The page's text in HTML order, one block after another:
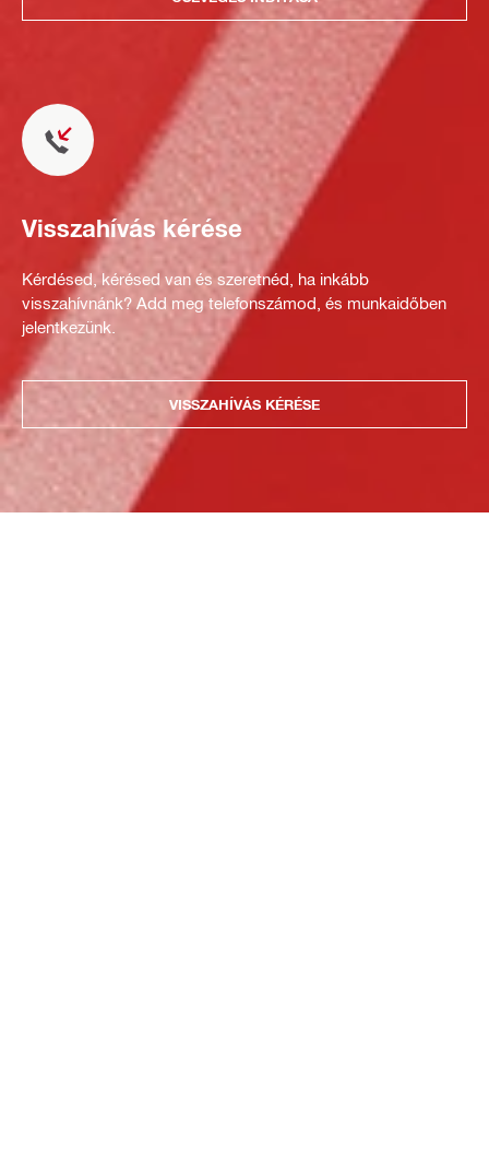
Visszahívás kérése
Kérdésed, kérésed van és szeretnéd, ha inkább
visszahívnánk? Add meg telefonszámod, és munkaidőben
jelentkezünk.
VISSZAHÍVÁS KÉRÉSE